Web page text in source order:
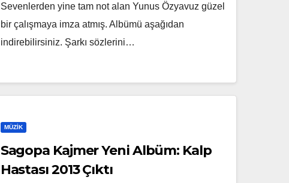
Sevenlerden yine tam not alan Yunus Özyavuz güzel
bir çalışmaya imza atmış. Albümü aşağıdan
indirebilirsiniz. Şarkı sözlerini…
MÜZIK
Sagopa Kajmer Yeni Albüm: Kalp
Hastası 2013 Çıktı